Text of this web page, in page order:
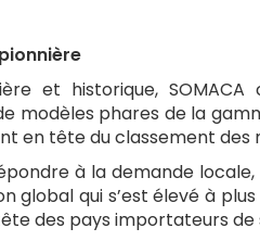
et historique,
modèles phares de la
en tête du classement des
à la demande
global qui s’est élevé à plus
des pays importateurs de